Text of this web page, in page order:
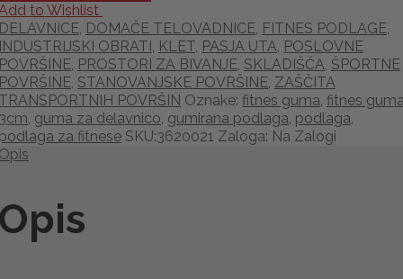
to Wishlist
DOMAČE TELOVADNICE FITNES PODLAGE
OBRATI KLET PASJA UTA POSLOVNE
PROSTORI ZA BIVANJE SKLADIŠČA ŠPORTNE
STANOVANJSKE POVRŠINE ZAŠČITA
POVRŠIN Oznake: fitnes guma fitnes
guma za delavnico gumirana podlaga podlaga
za fitnese SKU:3620021 Zaloga: Na Zalogi